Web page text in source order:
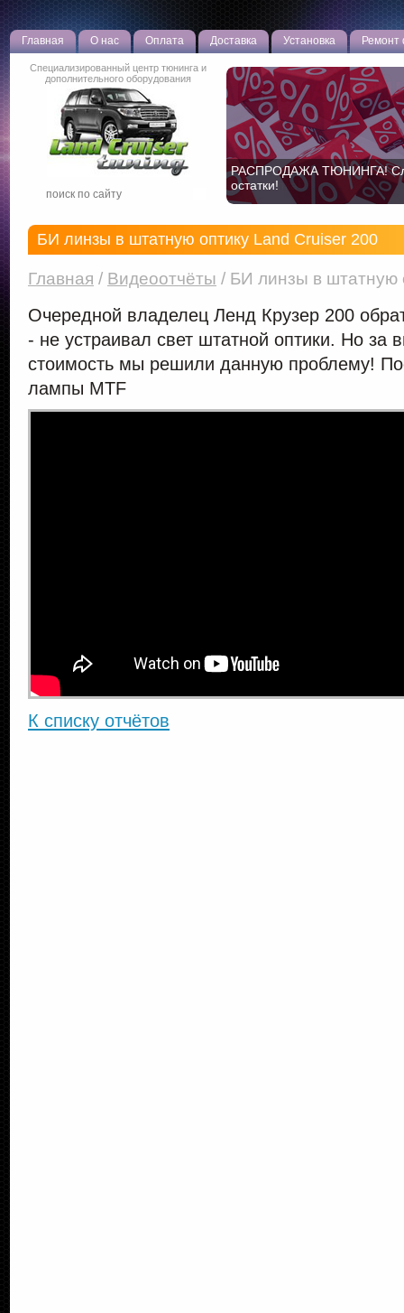
Главная О нас Оплата Доставка Установка Ремонт
Специализированный центр тюнинга и
дополнительного оборудования
РАСПРОДАЖА ТЮНИНГА!
остатки!
Новая эффективная
разработка!
БИ линзы в штатную оптику Land Cruiser 200
Главная / Видеоотчёты / БИ линзы в штатную
Очередной владелец Ленд Крузер 200
- не устраивал свет штатной оптики. Но за
стоимость мы решили данную проблему!
лампы MTF
К списку отчётов